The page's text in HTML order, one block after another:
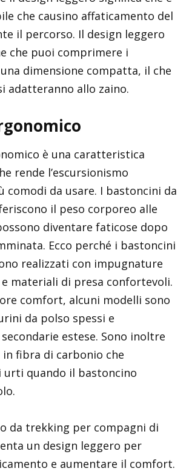
che causino affaticamento del
il percorso. Il design leggero
che puoi comprimere i
dimensione compatta, il che
adatteranno allo zaino.
è una caratteristica
rende l’escursionismo
comodi da usare. I bastoncini da
il peso corporeo alle
diventare faticose dopo
Ecco perché i bastoncini
realizzati con impugnature
materiali di presa confortevoli.
comfort, alcuni modelli sono
da polso spessi e
estese. Sono inoltre
fibra di carbonio che
urti quando il bastoncino
da trekking per compagni di
un design leggero per
e aumentare il comfort.